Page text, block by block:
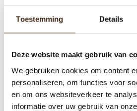
Toestemming Details
Deze website maakt gebruik van
We gebruiken cookies om content
personaliseren, om functies voor
en om ons websiteverkeer te
informatie over uw gebruik van
UITVERKOCHT